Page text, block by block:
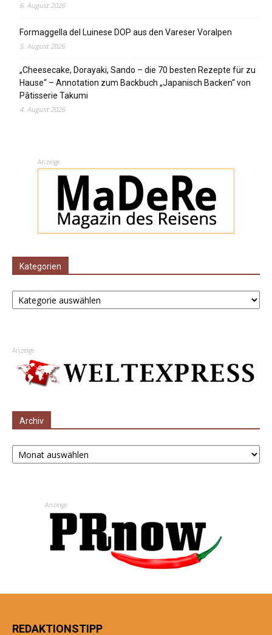
6. August 2026
Formaggella del Luinese DOP aus den Vareser Voralpen
5. August 2026
„Cheesecake, Dorayaki, Sando – die 70 besten Rezepte für zu
Hause“ – Annotation zum Backbuch „Japanisch Backen“ von
Pâtisserie Takumi
4. August 2026
Anzeige
Kategorien
Kategorien
Anzeige
Archiv
Archiv
Anzeige
REDAKTIONSTIPP